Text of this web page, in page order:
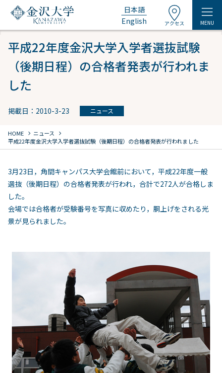
日本語
English
アクセス MENU
平成22年度金沢大学入学者選抜試験
（後期日程）の合格者発表が行われま
した
掲載日：2010-3-23 ニュース
HOME chevron_right ニュース chevron_right
平成22年度金沢大学入学者選抜試験（後期日程）の合格者発表が行われました
3月23日，角間キャンパス大学会館前において，平成22年度一般
選抜（後期日程）の合格者発表が行われ，合計で272人が合格しま
した。
会場では合格者が受験番号を写真に収めたり，胴上げをされる光
景が見られました。